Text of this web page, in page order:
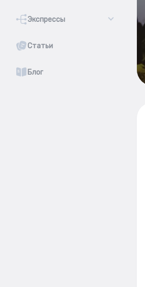
Экспрессы
Статьи
Блог